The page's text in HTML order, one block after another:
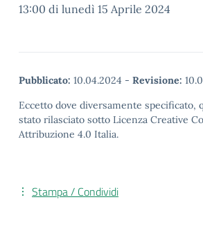
13:00 di lunedì 15 Aprile 2024
Pubblicato: 10.04.2024 - Revisione:
Eccetto dove diversamente specificato,
stato rilasciato sotto Licenza Creative
Attribuzione 4.0 Italia.
Stampa / Condividi